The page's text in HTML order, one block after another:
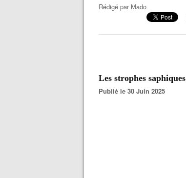
Rédigé par Mado
Les strophes saphiques
Publié le 30 Juin 2025